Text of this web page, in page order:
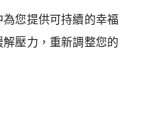
您提供可持續的幸福
壓力，重新調整您的